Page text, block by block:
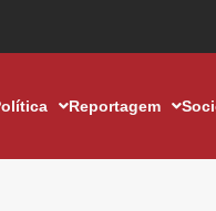
Reportagem